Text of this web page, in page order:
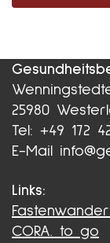
25980
Tel: +49 172
E-Mail
Links:
CORA. to go